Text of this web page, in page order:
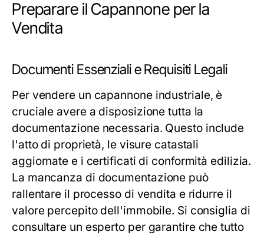
Preparare il Capannone per la
Vendita
Documenti Essenziali e Requisiti Legali
Per vendere un capannone industriale, è
cruciale avere a disposizione tutta la
documentazione necessaria. Questo include
l'atto di proprietà, le visure catastali
aggiornate e i certificati di conformità edilizia.
La mancanza di documentazione può
rallentare il processo di vendita e ridurre il
valore percepito dell'immobile. Si consiglia di
consultare un esperto per garantire che tutto